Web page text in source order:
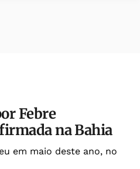
Febre
na Bahia
em maio deste ano, no